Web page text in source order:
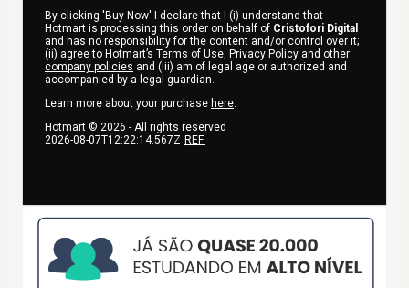
By clicking 'Buy Now' I declare that I (i) understand that
Hotmart is processing this order on behalf of Cristofori Digital
and has no responsibility for the content and/or control over it;
(ii) agree to Hotmart’s Terms of Use, Privacy Policy and other
company policies and (iii) am of legal age or authorized and
accompanied by a legal guardian.
Learn more about your purchase here.
Hotmart © 2026 - All rights reserved
2026-08-07T12:22:14.567Z REF.